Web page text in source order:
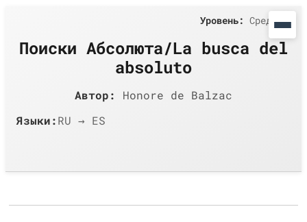
Поиски Абсолюта/La busca del
absoluto
Автор:
Honore de Balzac
Языки:RU → ES
Уровень: Средний